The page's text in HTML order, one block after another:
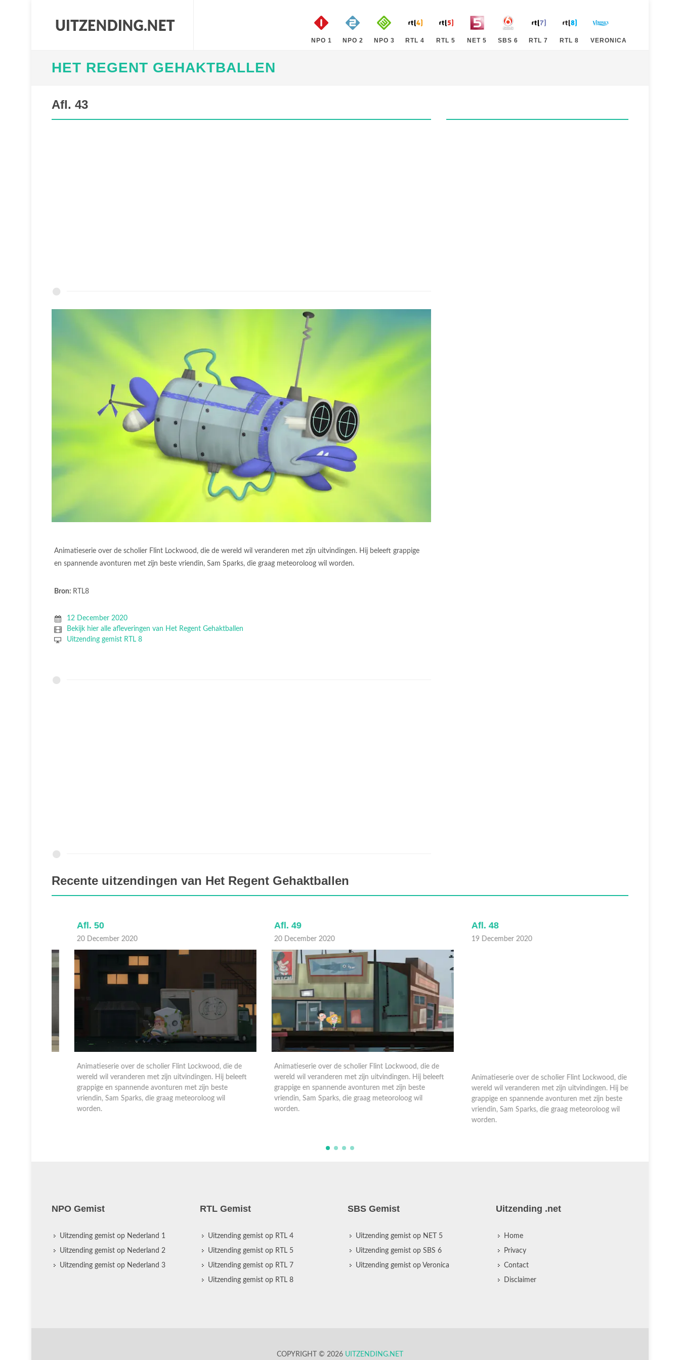
NPO 1 NPO 2 NPO 3 RTL 4 RTL 5 NET 5 SBS 6 RTL 7 RTL 8 VERONICA
HET REGENT GEHAKTBALLEN
Afl. 43
Animatieserie over de scholier Flint Lockwood, die de wereld wil veranderen met zijn uitvindingen. Hij beleeft grappige
en spannende avonturen met zijn beste vriendin, Sam Sparks, die graag meteoroloog wil worden.
Bron: RTL8
12 December 2020
Bekijk hier alle afleveringen van Het Regent Gehaktballen
Uitzending gemist RTL 8
Recente uitzendingen van Het Regent Gehaktballen
Afl. 50
20 December 2020
Animatieserie over de scholier Flint Lockwood, die de
wereld wil veranderen met zijn uitvindingen. Hij beleeft
grappige en spannende avonturen met zijn beste
vriendin, Sam Sparks, die graag meteoroloog wil
worden.
Afl. 49
20 December 2020
Animatieserie over de scholier Flint Lockwood, die de
wereld wil veranderen met zijn uitvindingen. Hij beleeft
grappige en spannende avonturen met zijn beste
vriendin, Sam Sparks, die graag meteoroloog wil
worden.
Afl. 48
19 December 2020
wereld wil veranderen met zijn uitvindingen. Hij beleeft
grappige en spannende avonturen met zijn beste
vriendin, Sam Sparks, die graag meteoroloog wil
worden.
NPO Gemist
Uitzending gemist op Nederland 1
Uitzending gemist op Nederland 2
Uitzending gemist op Nederland 3
RTL Gemist
Uitzending gemist op RTL 4
Uitzending gemist op RTL 5
Uitzending gemist op RTL 7
Uitzending gemist op RTL 8
SBS Gemist
Uitzending gemist op NET 5
Uitzending gemist op SBS 6
Uitzending gemist op Veronica
Uitzending .net
Home
Privacy
Contact
Disclaimer
COPYRIGHT © 2026 UITZENDING.NET